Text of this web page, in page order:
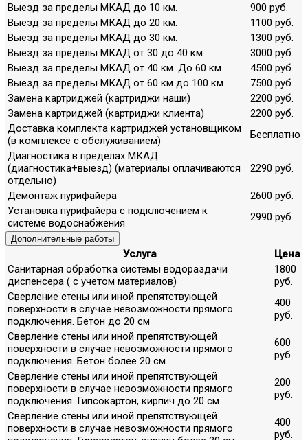
Выезд за пределы МКАД до 10 км.
900 руб.
Выезд за пределы МКАД до 20 км.
1100 руб.
Выезд за пределы МКАД до 30 км.
1300 руб.
Выезд за пределы МКАД от 30 до 40 км.
3000 руб.
Выезд за пределы МКАД от 40 км. До 60 км.
4500 руб.
Выезд за пределы МКАД от 60 км до 100 км.
7500 руб.
Замена картриджей (картриджи наши)
2200 руб.
Замена картриджей (картриджи клиента)
2200 руб.
Доставка комплекта картриджей установщиком
(в комплексе с обслуживанием)
Бесплатно
Диагностика в пределах МКАД
(диагностика+выезд) (материалы оплачиваются
отдельно)
2290 руб.
Демонтаж пурифайера
2600 руб.
Установка пурифайера с подключением к
системе водоснабжения
2990 руб.
Дополнительные работы
Услуга
Цена
Санитарная обработка системы водораздачи
диспенсера ( с учетом материалов)
1800
руб.
Сверление стены или иной препятствующей
поверхности в случае невозможности прямого
подключения. Бетон до 20 см
400
руб.
Сверление стены или иной препятствующей
поверхности в случае невозможности прямого
подключения. Бетон более 20 см
600
руб.
Сверление стены или иной препятствующей
поверхности в случае невозможности прямого
подключения. Гипсокартон, кирпич до 20 см
200
руб.
Сверление стены или иной препятствующей
поверхности в случае невозможности прямого
400
руб.